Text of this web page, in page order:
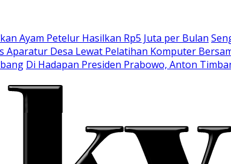
Ayam Petelur Hasilkan Rp5 Juta per Bulan
Aparatur Desa Lewat Pelatihan Komputer
Di Hadapan Presiden Prabowo, Anton